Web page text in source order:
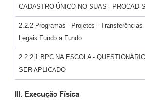
CADASTRO ÚNICO NO SUAS - PROCAD-
2.2.2 Programas - Projetos - Transferências
Legais Fundo a Fundo
2.2.2.1 BPC NA ESCOLA -
SER APLICADO
III. Execução Física